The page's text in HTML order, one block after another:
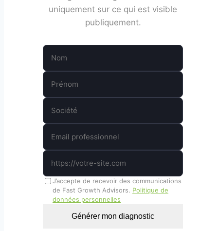
uniquement sur ce qui est visible
publiquement.
J’accepte de recevoir des communications
de Fast Growth Advisors. Politique de
données personnelles
Générer mon diagnostic